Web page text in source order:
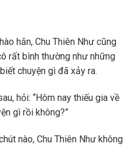
hắn, Chu Thiên Như cũng
rất bình thường như những
chuyện gì đã xảy ra.
hỏi: “Hôm nay thiếu gia về
gì rồi không?”
nào, Chu Thiên Như không